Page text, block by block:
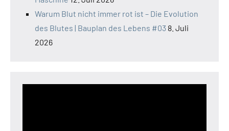
Warum Blut nicht immer rot ist – Die Evolution
des Blutes | Bauplan des Lebens #03 8. Juli
2026